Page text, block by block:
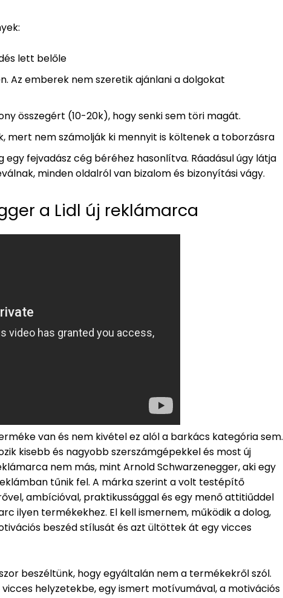
lett belőle
Az emberek nem szeretik ajánlani a dolgokat
összegért (10-20k), hogy senki sem töri magát.
mert nem számolják ki mennyit is költenek a toborzásra
egy fejvadász cég béréhez hasonlítva. Ráadásul úgy látja
minden oldalról van bizalom és bizonyítási vágy.
a Lidl új reklámarca
van és nem kivétel ez alól a barkács kategória sem.
kisebb és nagyobb szerszámgépekkel és most új
nem más, mint Arnold Schwarzenegger, aki egy
tűnik fel. A márka szerint a volt testépítő
ambícióval, praktikussággal és egy menő attitiűddel
ilyen termékekhez. El kell ismernem, működik a dolog,
beszéd stílusát és azt ültöttek át egy vicces
beszéltünk, hogy egyáltalán nem a termékekről szól.
helyzetekbe, egy ismert motívumával, a motivációs